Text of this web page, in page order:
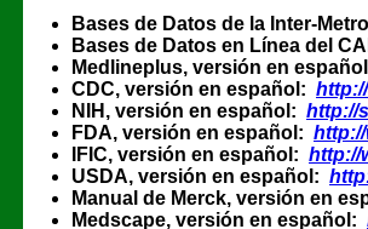
Bases de Datos de la Inter-
Bases de Datos en Línea del
Medlineplus, versión en
CDC, versión en español:
NIH, versión en español: http://
FDA, versión en español:
IFIC, versión en español: http://
USDA, versión en español:
Manual de Merck, versión en
Medscape, versión en español: